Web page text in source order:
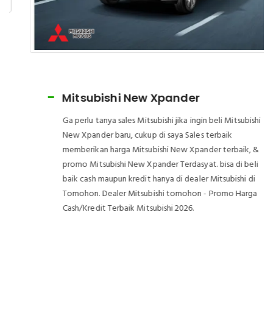
Mitsubishi New Xpander
Ga perlu tanya sales Mitsubishi jika ingin beli Mitsubishi
New Xpander baru, cukup di saya Sales terbaik
memberikan harga Mitsubishi New Xpander terbaik, &
promo Mitsubishi New Xpander Terdasyat. bisa di beli
baik cash maupun kredit hanya di dealer Mitsubishi di
Tomohon. Dealer Mitsubishi tomohon - Promo Harga
Cash/Kredit Terbaik Mitsubishi 2026.